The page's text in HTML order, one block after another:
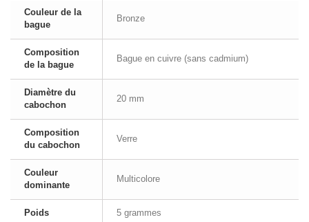
Couleur de la
bague
Bronze
Composition
de la bague
Bague en cuivre (sans cadmium)
Diamètre du
cabochon
20 mm
Composition
du cabochon
Verre
Couleur
dominante
Multicolore
Poids 5 grammes